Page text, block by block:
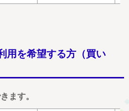
用を希望する方（買い
ます。